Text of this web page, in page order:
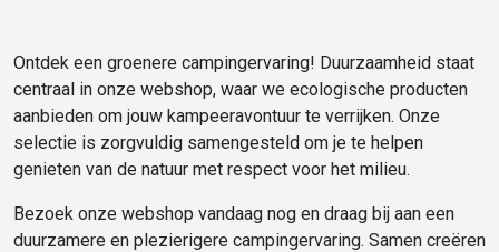
Ontdek een groenere campingervaring! Duurzaamheid staat
centraal in onze webshop, waar we ecologische producten
aanbieden om jouw kampeeravontuur te verrijken. Onze
selectie is zorgvuldig samengesteld om je te helpen
genieten van de natuur met respect voor het milieu.
Bezoek onze webshop vandaag nog en draag bij aan een
duurzamere en plezierigere campingervaring. Samen creëren